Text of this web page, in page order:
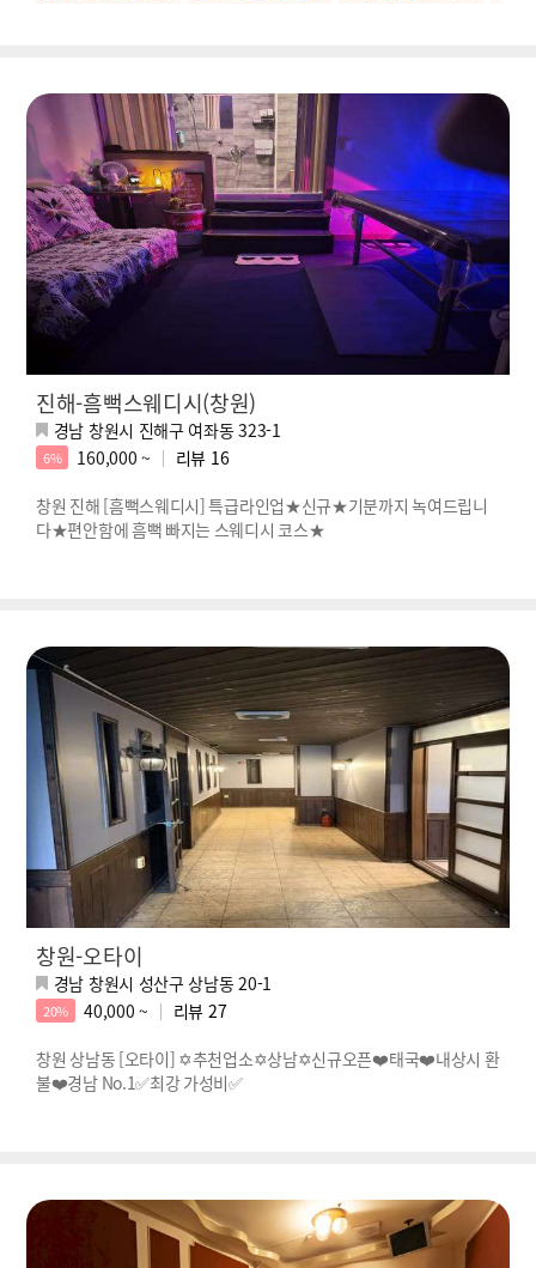
진해-흠뻑스웨디시(창원)
경남 창원시 진해구 여좌동 323-1
6% 160,000 ~ 리뷰 16
창원 진해 [흠뻑스웨디시] 특급라인업★신규★기분까지 녹여드립니
다★편안함에 흠뻑 빠지는 스웨디시 코스★
창원-오타이
경남 창원시 성산구 상남동 20-1
20% 40,000 ~ 리뷰 27
창원 상남동 [오타이] ✡️추천업소✡️상남✡️신규오픈❤️태국❤️내상시 환
불❤️경남 No.1✅최강 가성비✅